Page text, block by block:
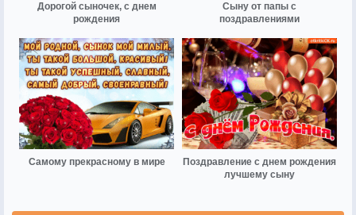
Дорогой сыночек, с днем
рождения
Сыну от папы с
поздравлениями
Самому прекрасному в мире
Поздравление с днем рождения
лучшему сыну